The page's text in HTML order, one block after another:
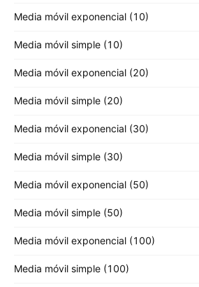
Media móvil exponencial (10)
Media móvil simple (10)
Media móvil exponencial (20)
Media móvil simple (20)
Media móvil exponencial (30)
Media móvil simple (30)
Media móvil exponencial (50)
Media móvil simple (50)
Media móvil exponencial (100)
Media móvil simple (100)